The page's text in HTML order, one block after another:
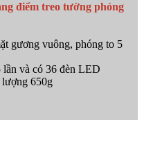
điểm treo tường phóng
gương vuông, phóng to 5
và có 36 đèn LED
650g